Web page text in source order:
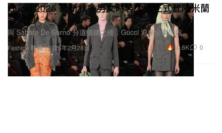
Fashion 時裝
Gucci 2025 最新秋冬男女時裝大秀正式登陸米蘭
時裝週
與 Sabato De Sarno 分道揚鑣之後，Gucci 迎來全新階段。
2025年2月28日 10.6K 0